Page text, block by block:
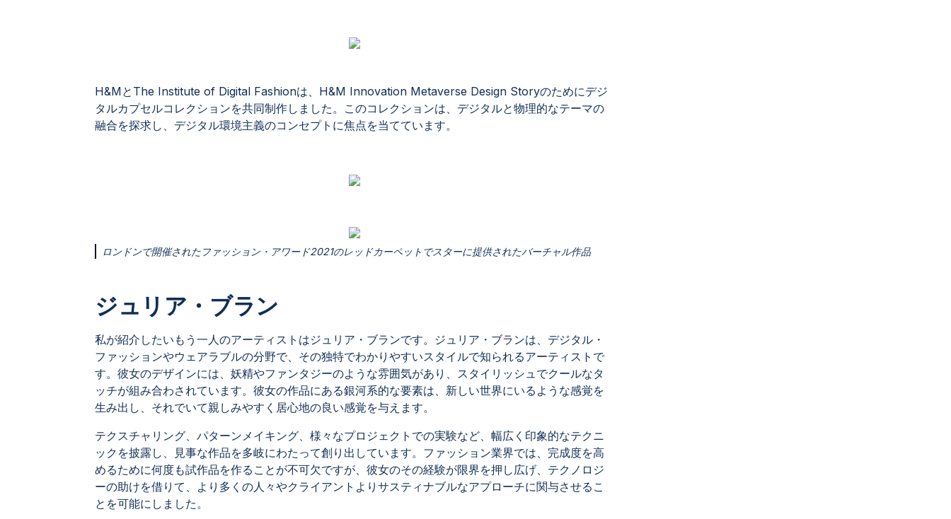
H&MとThe Institute of Digital Fashionは、H&M Innovation Metaverse Design Storyのためにデジ
タルカプセルコレクションを共同制作しました。このコレクションは、デジタルと物理的なテーマの
融合を探求し、デジタル環境主義のコンセプトに焦点を当てています。
ロンドンで開催されたファッション・アワード2021のレッドカーペットでスターに提供されたバーチャル作品
ジュリア・ブラン
私が紹介したいもう一人のアーティストはジュリア・ブランです。ジュリア・ブランは、デジタル・
ファッションやウェアラブルの分野で、その独特でわかりやすいスタイルで知られるアーティストで
す。彼女のデザインには、妖精やファンタジーのような雰囲気があり、スタイリッシュでクールなタ
ッチが組み合わされています。彼女の作品にある銀河系的な要素は、新しい世界にいるような感覚を
生み出し、それでいて親しみやすく居心地の良い感覚を与えます。
テクスチャリング、パターンメイキング、様々なプロジェクトでの実験など、幅広く印象的なテクニ
ックを披露し、見事な作品を多岐にわたって創り出しています。ファッション業界では、完成度を高
めるために何度も試作品を作ることが不可欠ですが、彼女のその経験が限界を押し広げ、テクノロジ
ーの助けを借りて、より多くの人々やクライアントよりサスティナブルなアプローチに関与させるこ
とを可能にしました。